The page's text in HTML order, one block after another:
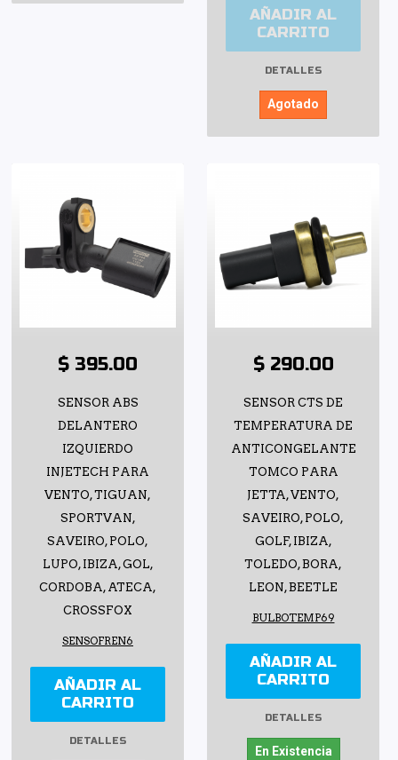
AÑADIR AL
CARRITO
DETALLES
Agotado
$ 395.00
SENSOR ABS
DELANTERO
IZQUIERDO
INJETECH PARA
VENTO, TIGUAN,
SPORTVAN,
SAVEIRO, POLO,
LUPO, IBIZA, GOL,
CORDOBA, ATECA,
CROSSFOX
SENSOFREN6
AÑADIR AL
CARRITO
DETALLES
$ 290.00
SENSOR CTS DE
TEMPERATURA DE
ANTICONGELANTE
TOMCO PARA
JETTA, VENTO,
SAVEIRO, POLO,
GOLF, IBIZA,
TOLEDO, BORA,
LEON, BEETLE
BULBOTEMP69
AÑADIR AL
CARRITO
DETALLES
En Existencia